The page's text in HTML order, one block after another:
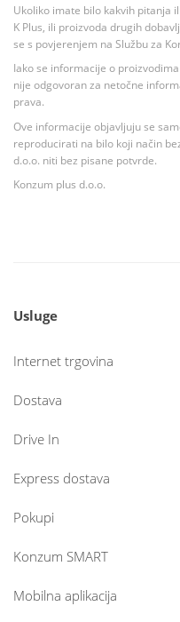
Ukoliko imate bilo kakvih pitanja
K Plus, ili proizvoda drugih
se s povjerenjem na Službu za
Iako se informacije o
nije odgovoran za netočne
prava.
Ove informacije objavljuju se
reproducirati na bilo koji način
d.o.o. niti bez pisane potvrde.
Konzum plus d.o.o.
Usluge
Internet trgovina
Dostava
Drive In
Express dostava
Pokupi
Konzum SMART
Mobilna aplikacija